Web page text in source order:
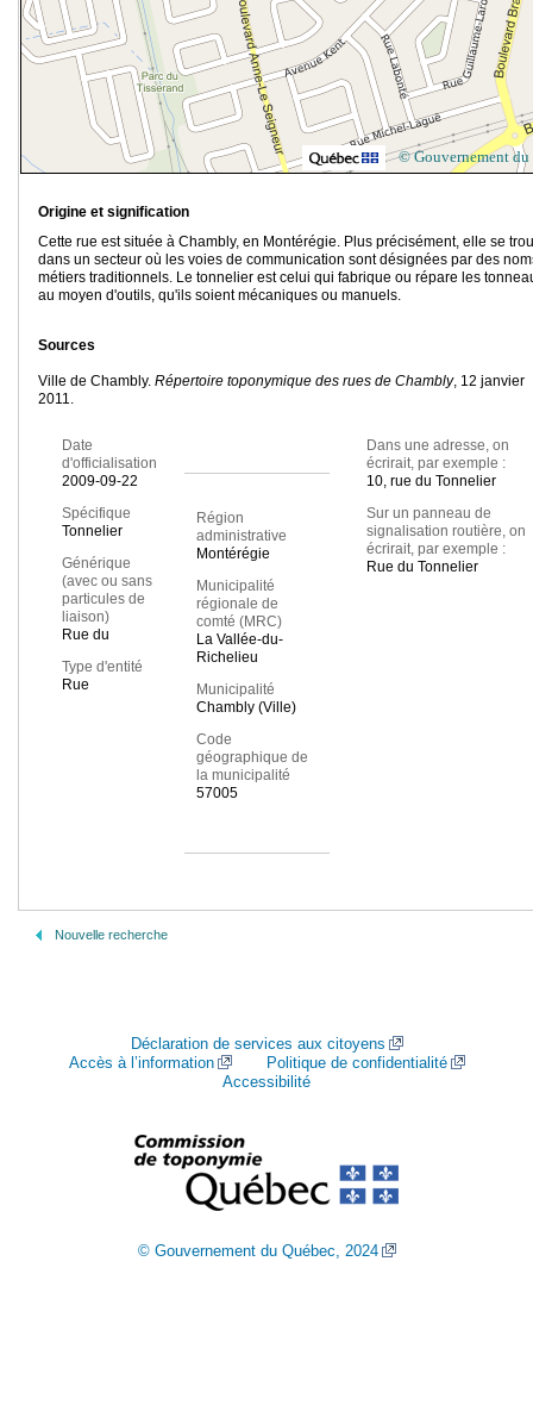
© Gouvernement du
Origine et signification
Cette rue est située à Chambly, en Montérégie. Plus précisément, elle se
dans un secteur où les voies de communication sont désignées par des
métiers traditionnels. Le tonnelier est celui qui fabrique ou répare les
au moyen d'outils, qu'ils soient mécaniques ou manuels.
Sources
Ville de Chambly. Répertoire toponymique des rues de Chambly, 12 janvier
2011.
Date
d'officialisation
2009-09-22
Spécifique
Tonnelier
Générique
(avec ou sans
particules de
liaison)
Rue du
Type d'entité
Rue
Région
administrative
Montérégie
Municipalité
régionale de
comté (MRC)
La Vallée-du-
Richelieu
Municipalité
Chambly (Ville)
Code
géographique de
la municipalité
57005
Dans une adresse, on
écrirait, par exemple :
10, rue du Tonnelier
Sur un panneau de
signalisation routière, on
écrirait, par exemple :
Rue du Tonnelier
Nouvelle recherche
Déclaration de services aux citoyens
Accès à l’information
Politique de confidentialité
Accessibilité
© Gouvernement du Québec, 2024